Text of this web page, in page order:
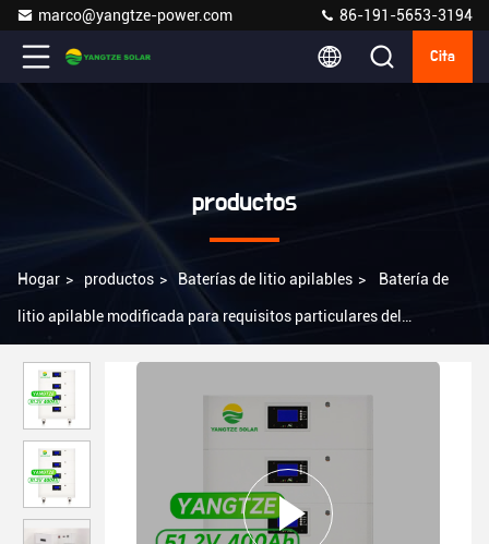
marco@yangtze-power.com 86-191-5653-3194
Cita
productos
Hogar > productos > Baterías de litio apilables > Batería de
litio apilable modificada para requisitos particulares del